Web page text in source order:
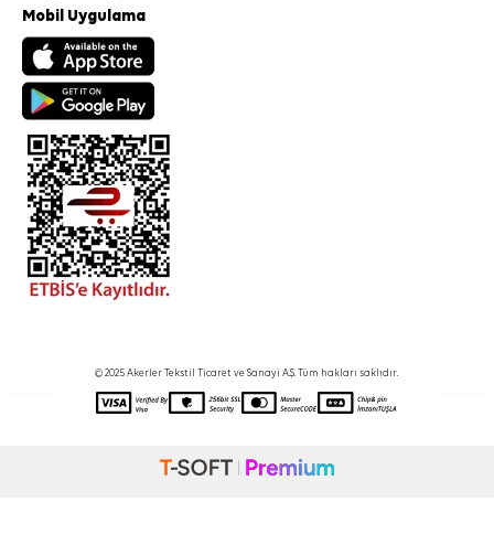
Mobil Uygulama
© 2025 Akerler Tekstil Ticaret ve Sanayi A.Ş. Tüm hakları saklıdır.